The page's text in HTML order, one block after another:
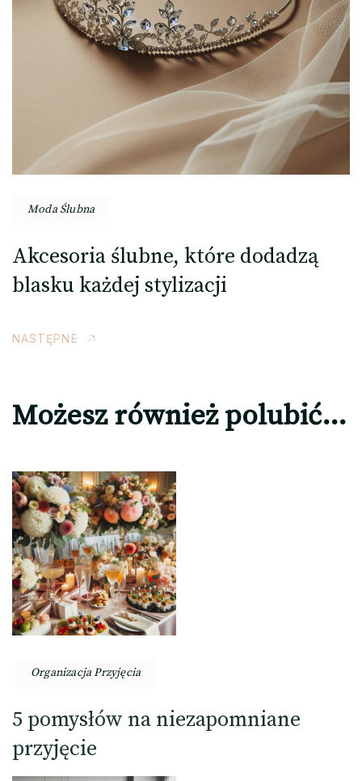
Moda Ślubna
Akcesoria ślubne, które dodadzą
blasku każdej stylizacji
NASTĘPNE
Możesz również polubić…
Organizacja Przyjęcia
5 pomysłów na niezapomniane
przyjęcie